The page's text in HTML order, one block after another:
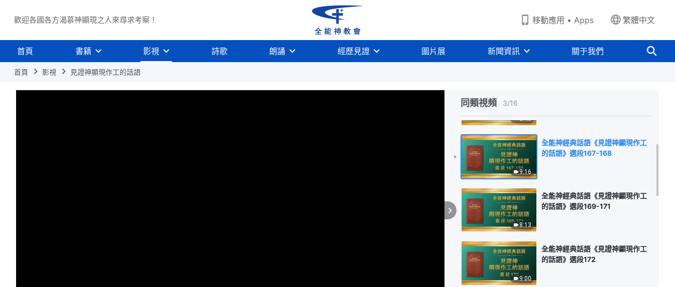
歡迎各國各方渴慕神顯現之人來尋求考察！ 移動應用 • Apps 繁體中文
首頁 書籍 影視 詩歌 朗誦 經歷見證 圖片展 新聞資訊 關于我們
首頁 影視 見證神顯現作工的話語
同類視頻 3/16
的話語》選段165
6:40
9:16
全能神經典話語《見證神顯現作工
的話語》選段167-168
8:13
全能神經典話語《見證神顯現作工
的話語》選段169-171
9:00
全能神經典話語《見證神顯現作工
的話語》選段172